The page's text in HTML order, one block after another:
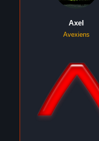
Axel
Avexiens